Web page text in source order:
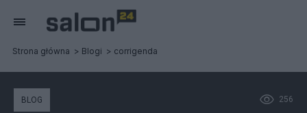
Strona główna Blogi corrigenda
256
BLOG